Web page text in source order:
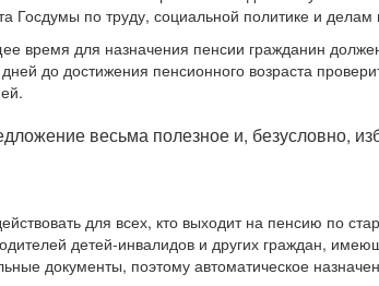
Госдумы по труду, социальной политике и делам
время для назначения пенсии гражданин
до достижения пенсионного возраста
весьма полезное и, безусловно,
для всех, кто выходит на пенсию по
детей-инвалидов и других граждан,
документы, поэтому автоматическое